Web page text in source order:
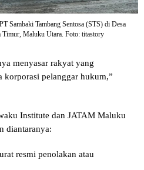
Sambaki Tambang Sentosa (STS) di Desa
Timur, Maluku Utara. Foto: titastory
menyasar rakyat yang
korporasi pelanggar hukum,”
Institute dan JATAM Maluku
diantaranya:
resmi penolakan atau